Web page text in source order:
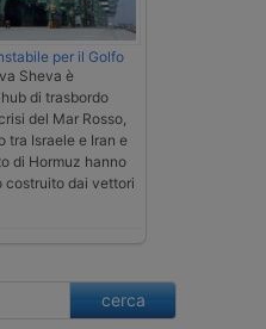
per il Golfo
Sheva è
di trasbordo
del Mar Rosso,
tra Israele e Iran e
di Hormuz hanno
costruito dai vettori
cerca